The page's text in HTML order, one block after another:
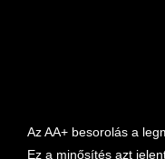
Az AA+ besorolás a
Ez a minősítés azt